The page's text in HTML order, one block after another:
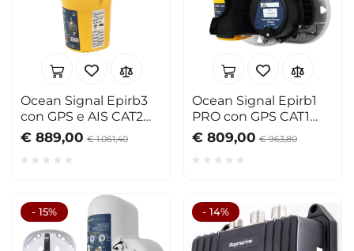
Ocean Signal Epirb3
con GPS e AIS CAT2
Manual
€ 889,00 € 1.061,40
Ocean Signal Epirb1
PRO con GPS CAT1
Auto
€ 809,00 € 963,80
- 15% - 14%